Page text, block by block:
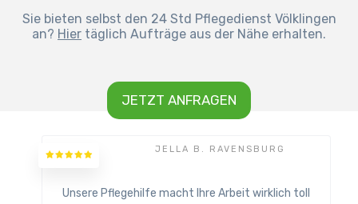
Sie bieten selbst den 24 Std Pflegedienst Völklingen
an? Hier täglich Aufträge aus der Nähe erhalten.
JETZT ANFRAGEN
JELLA B. RAVENSBURG
Unsere Pflegehilfe macht Ihre Arbeit wirklich toll